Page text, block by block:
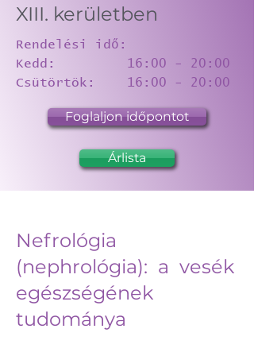
XIII. kerületben
Rendelési idő:
Kedd:
16:00 - 20:00
Csütörtök: 16:00 - 20:00
Foglaljon időpontot
Árlista
Nefrológia
(nephrológia): a vesék
egészségének
tudománya